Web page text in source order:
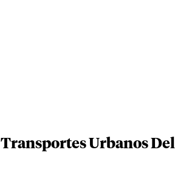
Transportes Urbanos Del